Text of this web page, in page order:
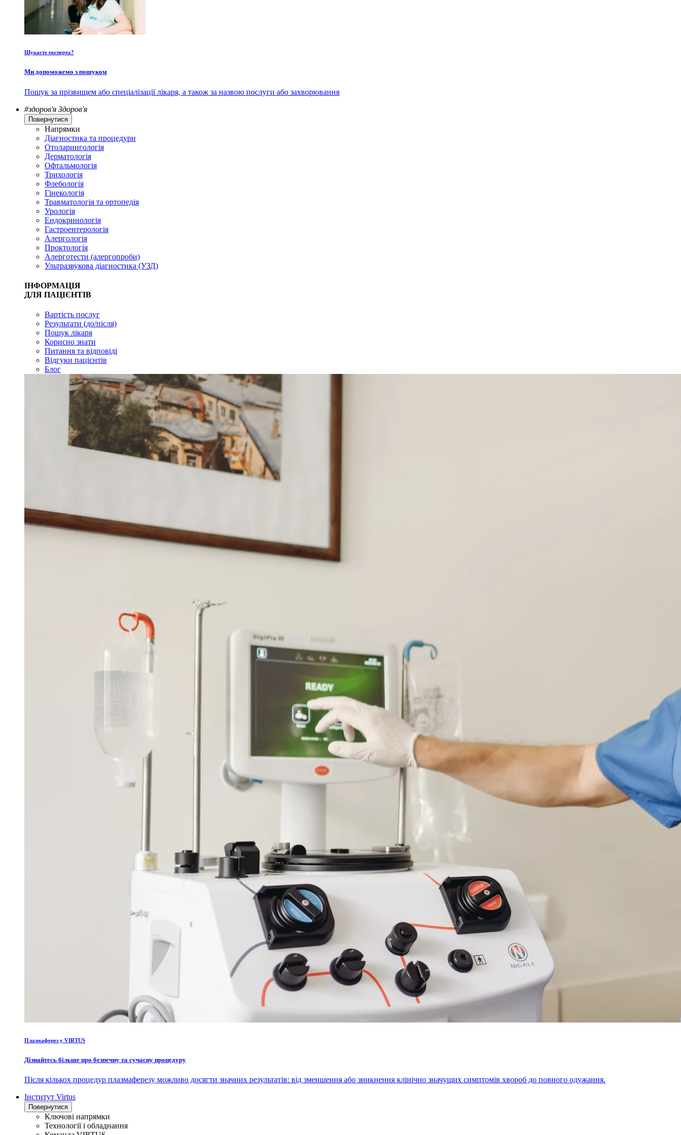
Шукаєте експерта?
Ми допоможемо з пошуком
Пошук за прізвищем або спеціалізації лікаря, а також за назвою послуги або захворювання
#здоров'я Здоров'я
Повернутися
Напрямки
Діагностика та процедури
Отоларингологія
Дерматологія
Офтальмологія
Трихологія
Флебологія
Гінекологія
Травматологія та ортопедія
Урологія
Ендокринологія
Гастроентерологія
Алергологія
Проктологія
Алерготести (алергопроби)
Ультразвукова діагностика (УЗД)
ІНФОРМАЦІЯ
ДЛЯ ПАЦІЄНТІВ
Вартість послуг
Результати (до/після)
Пошук лікаря
Корисно знати
Питання та відповіді
Відгуки пацієнтів
Блог
Плазмаферез у VIRTUS
Дізнайтесь більше про безпечну та сучасну процедуру
Після кількох процедур плазмаферезу можливо досягти значних результатів: від зменшення або зникнення клінічно значущих симптомів хвороб до повного одужання.
Інститут Virtus
Повернутися
Ключові напрямки
Технології і обладнання